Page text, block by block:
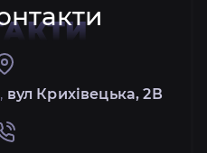
вул Крихівецька, 2В